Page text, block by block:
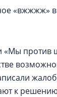
«вжжжж»
«Мы
к